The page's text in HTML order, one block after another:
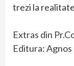
trezi la
Extras din
Editura: